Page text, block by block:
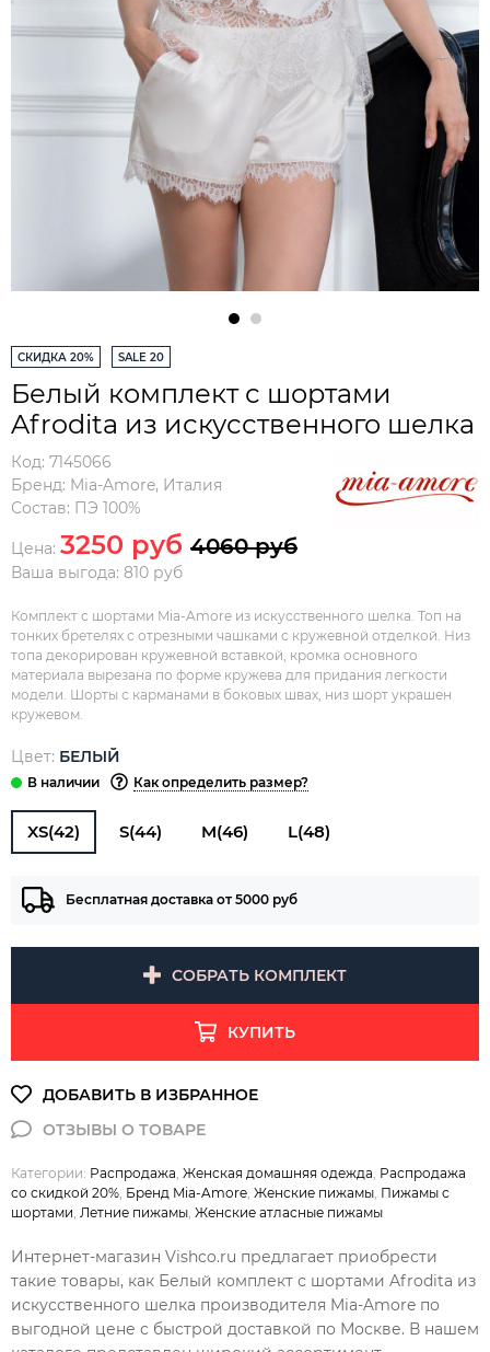
СКИДКА 20% SALE 20
Белый комплект с шортами
Afrodita из искусственного шелка
Код: 7145066
Бренд: Mia-Amore, Италия
Состав: ПЭ 100%
Цена: 3250 руб 4060 руб
Ваша выгода: 810 руб
Комплект с шортами Mia-Amore из искусственного шелка. Топ на
тонких бретелях с отрезными чашками с кружевной отделкой. Низ
топа декорирован кружевной вставкой, кромка основного
материала вырезана по форме кружева для придания легкости
модели. Шорты с карманами в боковых швах, низ шорт украшен
кружевом.
Цвет: БЕЛЫЙ
Как определить размер?
XS(42) S(44) M(46) L(48)
Бесплатная доставка от 5000 руб
СОБРАТЬ КОМПЛЕКТ
КУПИТЬ
Категории: Распродажа Женская домашняя одежда Распродажа
со скидкой 20% Бренд Mia-Amore Женские пижамы Пижамы с
шортами Летние пижамы Женские атласные пижамы
Интернет-магазин Vishco.ru предлагает приобрести
такие товары, как Белый комплект с шортами Afrodita из
искусственного шелка производителя Mia-Amore по
выгодной цене с быстрой доставкой по Москве. В нашем